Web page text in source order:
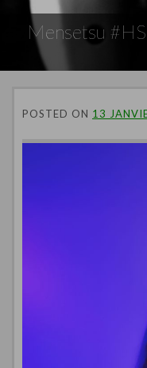
Mensetsu
POSTED ON 13